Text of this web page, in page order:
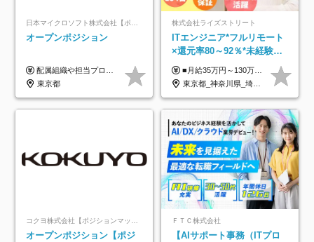
日本マイクロソフト株式会社【ポジションマッチ登録】
オープンポジション
配属組織や担当プロジェクトにより異なります。 ▼参考情報 ----------------------- 年俸650万～（1/12を月々支給） ※経験、能力を考慮の上、当社規定により優遇いたします。 ※時間外、休日出勤、深夜手当に対する賃金も基本年俸に含みます。
東京都
株式会社ライズストリート
ITエンジニア*フルリモート
×還元率80～92％*未経験歓
迎*年休134日*月給35万～*
定着率100%
■月給35万円～130万円＋賞与年2回＋各種手当 ※システムエンジニアの経験をお持ちの方は月給41万円以上＋賞与年2回（108万円～）＋手当 ■単価（年収）アップのチャンスは最大年12回 ※残業代は1分単位で100％全額支給。サービス残業などは一切ありません ※試用期間6ヵ月（試用期間中の待遇・給与に差はありません）
東京都_神奈川県_埼玉県_千葉県_大阪府_愛知県_北海道_青森県_岩手県_宮城県_秋田県_山形県_福島県_茨城県_栃木県_群馬県_新潟県_山梨県_長野県_富山県_石川県_福井県_静岡県_岐阜県_三重県_兵庫県_京都府_滋賀県_奈良県_和歌山県_広島県_岡山県_鳥取県_島根県_山口県_徳島県_香川県_愛媛県_高知県_福岡県_熊本県_佐賀県_長崎県_大分県_宮崎県_鹿児島県_沖縄県
コクヨ株式会社【ポジションマッチ登録】
オープンポジション【ポジ
ＦＴＣ株式会社
【AIサポート事務（ITプロ